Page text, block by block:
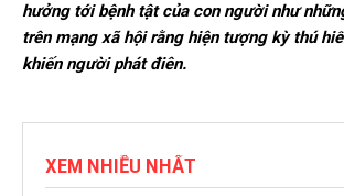
hưởng tới bệnh tật của con người như
trên mạng xã hội rằng hiện tượng kỳ thú
khiến người phát điên.
XEM NHIỀU NHẤT